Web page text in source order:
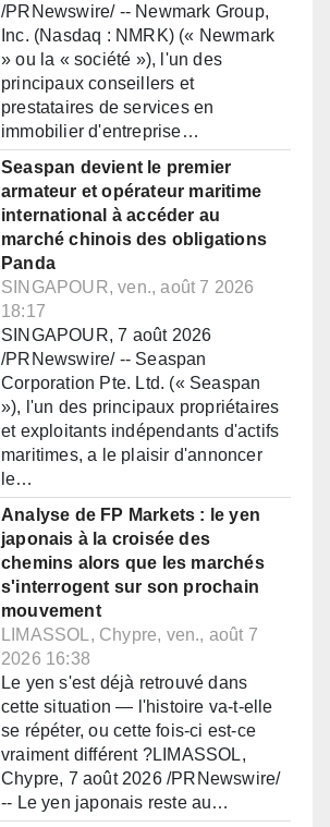
/PRNewswire/ -- Newmark Group,
Inc. (Nasdaq : NMRK) (« Newmark
» ou la « société »), l'un des
principaux conseillers et
prestataires de services en
immobilier d'entreprise…
Seaspan devient le premier
armateur et opérateur maritime
international à accéder au
marché chinois des obligations
Panda
SINGAPOUR, ven., août 7 2026
18:17
SINGAPOUR, 7 août 2026
/PRNewswire/ -- Seaspan
Corporation Pte. Ltd. (« Seaspan
»), l'un des principaux propriétaires
et exploitants indépendants d'actifs
maritimes, a le plaisir d'annoncer
le…
Analyse de FP Markets : le yen
japonais à la croisée des
chemins alors que les marchés
s'interrogent sur son prochain
mouvement
LIMASSOL, Chypre, ven., août 7
2026 16:38
Le yen s'est déjà retrouvé dans
cette situation — l'histoire va-t-elle
se répéter, ou cette fois-ci est-ce
vraiment différent ?LIMASSOL,
Chypre, 7 août 2026 /PRNewswire/
-- Le yen japonais reste au…